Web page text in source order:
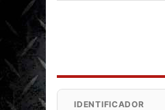
IDENTIFICADOR